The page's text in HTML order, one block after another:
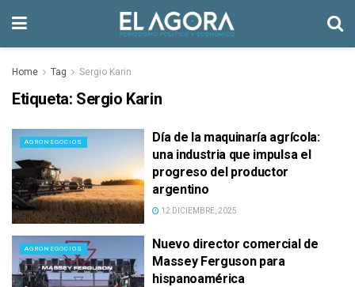
Home Tag Sergio Karin
Etiqueta: Sergio Karin
AGRONEGOCIOS
Día de la maquinaría agrícola:
una industria que impulsa el
progreso del productor
argentino
12 DICIEMBRE, 2025
AGRONEGOCIOS
Nuevo director comercial de
Massey Ferguson para
hispanoamérica